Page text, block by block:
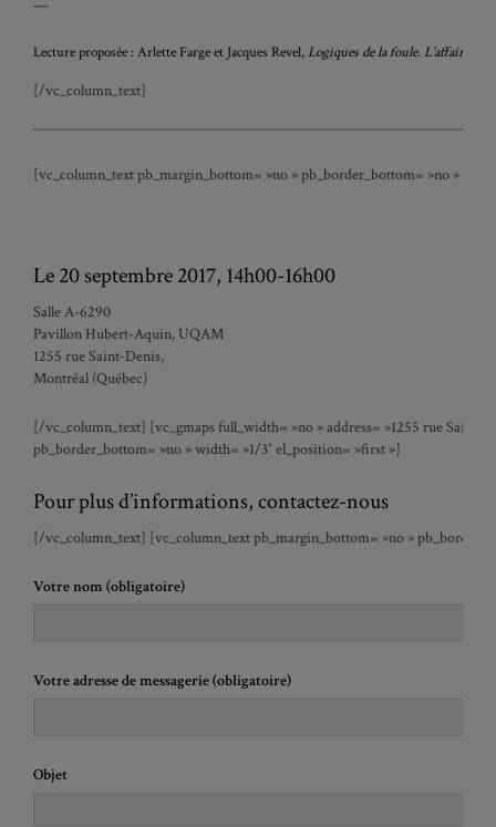
—
Lecture proposée : Arlette Farge et Jacques Revel, Logiques de la foule. L’affaire
[/vc_column_text]
[vc_column_text pb_margin_bottom= »no » pb_border_bottom= »no »
Le 20 septembre 2017, 14h00-16h00
Salle A-6290
Pavillon Hubert-Aquin, UQAM
1255 rue Saint-Denis,
Montréal (Québec)
[/vc_column_text] [vc_gmaps full_width= »no » address= »1255 rue Saint-
pb_border_bottom= »no » width= »1/3″ el_position= »first »]
Pour plus d’informations, contactez-nous
[/vc_column_text] [vc_column_text pb_margin_bottom= »no »
Votre nom (obligatoire)
Votre adresse de messagerie (obligatoire)
Objet